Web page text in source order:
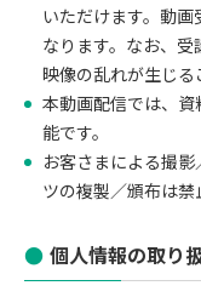
いただけます。動
なります。なお、受
映像の乱れが生じる
本動画配信では、
能です。
お客さまによる撮
ツの複製／頒布は禁
個人情報の取り